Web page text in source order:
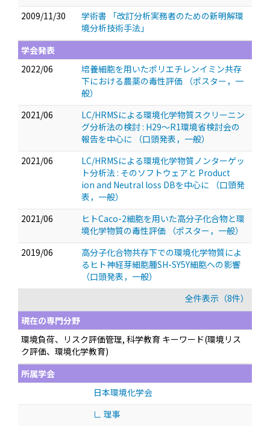
2009/11/30
学術書 「改訂分析実務者のための新明解環
境分析技術手法」
学会発表
2022/06
培養細胞を用いたポリエチレンイミン共存
下における農薬の毒性評価
（ポスター，一
般）
2021/06
LC/HRMSによる環境化学物質スクリーニン
グ分析法の検討 : H29～R1環境省検討会の
報告を中心に
（口頭発表，一般）
2021/06
LC/HRMSによる環境化学物質ノンターゲッ
ト分析法 : そのソフトウェアと Product
ion and Neutral loss DBを中心に
（口頭発
表，一般）
2021/06
ヒトCaco-2細胞を用いた高分子化合物と環
境化学物質の毒性評価
（ポスター，一般）
2019/06
高分子化合物共存下での環境化学物質によ
るヒト神経芽細胞腫SH-SY5Y細胞への影響
（口頭発表，一般）
全件表示（8件）
現在の専門分野
環境負荷、リスク評価管理, 科学教育 キーワード(環境リス
ク評価、環境化学教育)
所属学会
日本環境化学会
∟ 理事